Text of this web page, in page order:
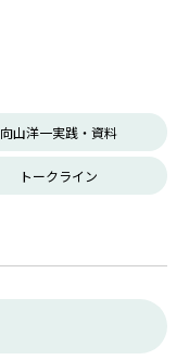
向山洋一実践・資料
トークライン